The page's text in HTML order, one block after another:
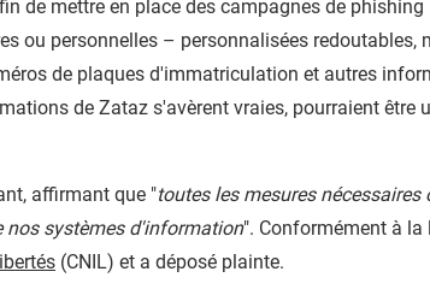
de mettre en place des campagnes de
ou personnelles – personnalisées redoutables,
de plaques d'immatriculation et autres
de Zataz s'avèrent vraies, pourraient être
affirmant que "toutes les mesures nécessaires
nos systèmes d'information". Conformément à la
(CNIL) et a déposé plainte.